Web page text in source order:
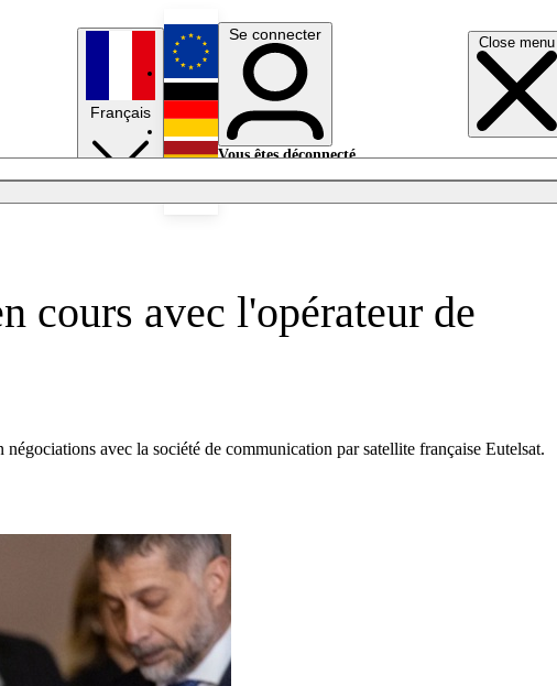
Close menu
Français
English
Deutsch
Se connecter
Vous êtes déconnecté.
cours avec l'opérateur de
avec la société de communication par satellite française Eutelsat.